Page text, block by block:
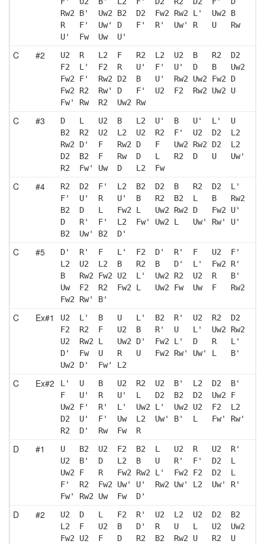
Rw2 B'  Uw2 B2  D2  Fw2 Rw2 L'  Uw2 B
R   F'  Uw' D   F'  R'  Uw' R   U   Rw
U'  Fw  Uw  U'
C #2
U2  R   L2  F   R2  L2  U2  B   R2  D2
F2  L'  F2  R   U'  F'  U'  D   B   Uw2
Fw2 F'  Rw2 D2  B   U'  Rw2 Uw2 Fw2 D
Fw2 R2  Rw' D   F'  U2  F2  Rw2 Uw2 U
Fw' Rw  R2  Uw2 Rw
C #3
D   L   U2  B   L2  U'  B   U'  L'  U
B2  R2  U2  L2  U2  R2  F'  U2  D2  L2
Rw2 D'  F   Rw2 D   F   Uw2 Rw2 D2  L2
D2  B2  F   Rw  D   L   R2  D   U   Uw'
R2  Fw' Uw  D   L2  Fw
C #4
R2  D2  F'  L2  B2  D2  B   R2  D2  L'
F'  U'  R   U'  B   R2  B2  L   B   Rw2
B2  D   L   Fw2 L   Uw2 Rw2 D   Fw2 U'
D   R'  F'  L2  Fw' Uw2 L   Uw' Rw' U'
B2  Uw' B2  D'
C #5
D'  R'  F   L'  F2  D'  R'  F   U2  F'
L2  U2  L2  B   R2  B   D'  L'  Fw2 R'
B   Rw2 Fw2 U2  L'  Uw2 R2  U2  R   B'
Uw  F2  R2  Fw2 L   Uw2 Fw  Uw  F   Rw2
Fw2 Rw' B'
C Ex#1
U2  L'  B   U   L'  B2  R'  U2  R2  D2
F2  R2  F   U2  B   R'  U   L'  Uw2 Rw2
U2  Rw2 L   Uw2 D'  Fw2 L'  D   R   L'
D'  Fw  U   R   U   Fw2 Rw' Uw' L   B'
Uw2 D'  Fw' L2
C Ex#2
L'  U   B   U2  R2  U2  B'  L2  D2  B'
F   U'  R   U'  L   D2  B2  D2  Uw2 F
Uw2 F'  R'  L'  Uw2 L'  Uw2 U2  F2  L2
D2  U'  F'  Uw  L2  Uw' B'  L   Fw' Rw'
R2  D'  Rw  Fw  R
D #1
U   B2  U2  F2  B2  L   U2  R   U2  R'
U2  B'  D   L2  B   U   R'  F'  D2  L
Uw2 F   R   Fw2 Rw2 L'  Fw2 F2  D2  L
F'  R2  Fw2 Uw' U'  Rw2 Uw' L2  Uw' R'
Fw' Rw2 Uw  Fw  D'
D #2
U2  D   L   F2  R'  U2  L2  U2  D2  B2
L2  F   U2  B   D'  R   U   L   U2  Uw2
Fw2 U2  F   D   R2  B2  Rw2 U   R2  U